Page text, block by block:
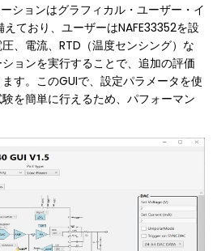
ションはグラフィカル・ユーザー・イ
ており、ユーザーはNAFE33352を設
、電流、RTD（温度センシング）な
ョンを実行することで、追加の評価
す。このGUIで、設定パラメータを使
を簡単に行えるため、パフォーマン